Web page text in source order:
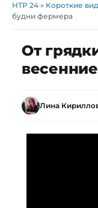
НТР 24 » Короткие
будни фермера
От
Лина